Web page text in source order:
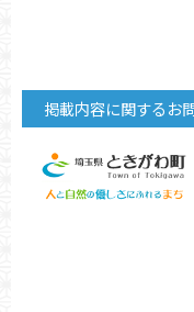
掲載内容に関するお